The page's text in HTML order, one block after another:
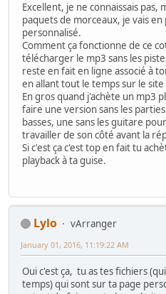
Excellent, je ne connaissais
paquets de morceaux, je vais
personnalisé.
Comment ça fonctionne de ce
télécharger le mp3 sans les
reste en fait en ligne associé à
en allant tout le temps sur le site
En gros quand j'achète un mp3
faire une version sans les
basses, une sans les guitare
travailler de son côté avant la
Si c'est ça c'est top en fait tu
playback à ta guise.
Lylo
vArranger
January 01, 2016, 11:19:22 AM
Oui c'est ça, tu as tes fichiers
temps) qui sont sur ta page